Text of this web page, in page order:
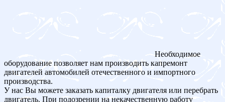
Необходимое
оборудование позволяет нам производить капремонт
двигателей автомобилей отечественного и импортного
производства.
У нас Вы можете заказать капиталку двигателя или перебрать
двигатель. При подозрении на некачественную работу